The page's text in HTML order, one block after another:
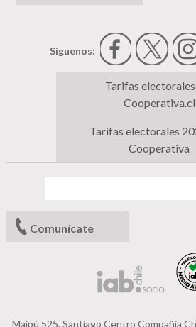
Síguenos:
Tarifas
Cooperativa.cl
Tarifas electorales
Cooperativa
Comunícate
Maipú 525, Santiago Centro Compañia